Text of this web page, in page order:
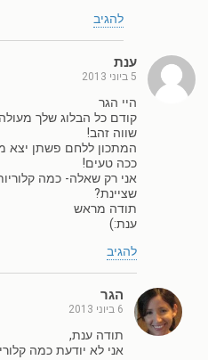
להגיב
ענת
5 ביוני 2013
היי הגר
קודם כל הבלוג שלך
שווה זהב!
המתכון ללחם פשתן יצא
ככה טעים!
אני רק שאלה- כמה
שציינת?
תודה מראש
ענת:)
להגיב
הגר
6 ביוני 2013
תודה ענת,
אני לא יודעת כמה